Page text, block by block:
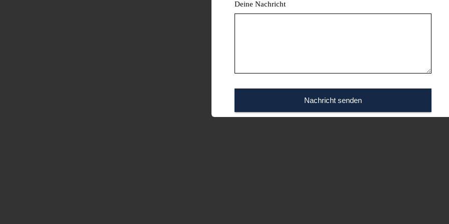
Deine Nachricht
Nachricht senden